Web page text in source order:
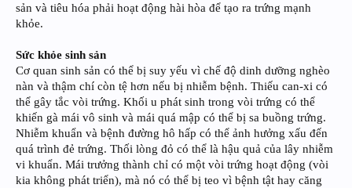
sản và tiêu hóa phải hoạt động hài hòa để tạo ra trứng mạnh
khỏe.
Sức khỏe sinh sản
Cơ quan sinh sản có thể bị suy yếu vì chế độ dinh dưỡng nghèo
nàn và thậm chí còn tệ hơn nếu bị nhiễm bệnh. Thiếu can-xi có
thể gây tắc vòi trứng. Khối u phát sinh trong vòi trứng có thể
khiến gà mái vô sinh và mái quá mập có thể bị sa buồng trứng.
Nhiễm khuẩn và bệnh đường hô hấp có thể ảnh hưởng xấu đến
quá trình đẻ trứng. Thối lòng đỏ có thể là hậu quả của lây nhiễm
vi khuẩn. Mái trưởng thành chỉ có một vòi trứng hoạt động (vòi
kia không phát triển), mà nó có thể bị teo vì bệnh tật hay căng